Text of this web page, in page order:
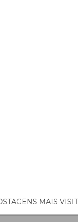
MAIS